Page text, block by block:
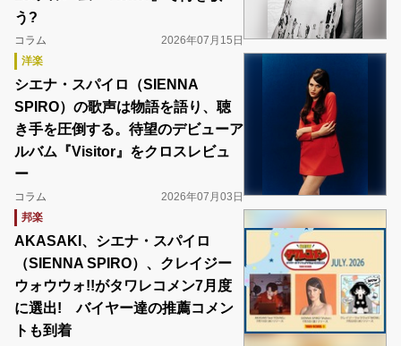
う?
コラム
2026年07月15日
洋楽
シエナ・スパイロ（SIENNA
SPIRO）の歌声は物語を語り、聴
き手を圧倒する。待望のデビューア
ルバム『Visitor』をクロスレビュ
ー
コラム
2026年07月03日
邦楽
AKASAKI、シエナ・スパイロ
（SIENNA SPIRO）、クレイジー
ウォウウォ!!がタワレコメン7月度
に選出! バイヤー達の推薦コメン
トも到着